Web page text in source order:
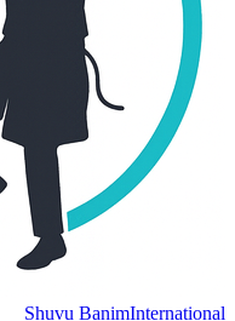
Shuvu BanimInternational